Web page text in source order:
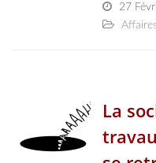
27
La